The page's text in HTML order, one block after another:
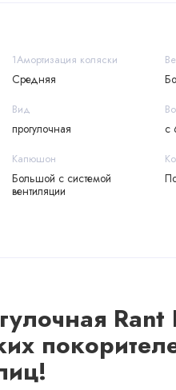
1Амортизация коляски
Средняя
Вид
прогулочная с
Капюшон
Большой с системой
вентиляции